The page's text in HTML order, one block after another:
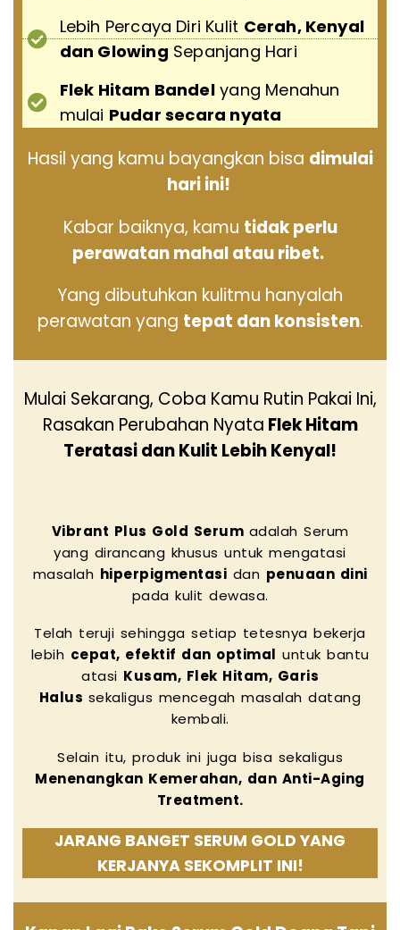
Lebih Percaya Diri Kulit Cerah, Kenyal
dan Glowing Sepanjang Hari
Flek Hitam Bandelyang Menahun
mulai Pudar secara nyata
Hasil yang kamu bayangkan bisa dimulai
hari ini!
Kabar baiknya, kamu tidak perlu
perawatan mahal atau ribet.
Yang dibutuhkan kulitmu hanyalah
perawatan yang tepat dan konsisten.
Mulai Sekarang, Coba Kamu Rutin Pakai Ini,
Rasakan Perubahan Nyata Flek Hitam
Teratasi dan Kulit Lebih Kenyal!
Vibrant Plus Gold Serum adalah Serum
yang dirancang khusus untuk mengatasi
masalah hiperpigmentasi dan penuaan dini
pada kulit dewasa.
Telah teruji sehingga setiap tetesnya bekerja
lebih cepat, efektif dan optimal untuk bantu
atasi Kusam, Flek Hitam, Garis
Halus sekaligus mencegah masalah datang
kembali.
Selain itu, produk ini juga bisa sekaligus
Menenangkan Kemerahan, dan Anti-Aging
Treatment.
JARANG BANGET SERUM GOLD YANG
KERJANYA SEKOMPLIT INI!